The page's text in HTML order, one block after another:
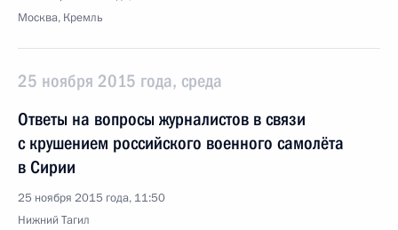
Москва, Кремль
25 ноября 2015 года, среда
Ответы на вопросы журналистов в связи
с крушением российского военного самолёта
в Сирии
25 ноября 2015 года, 11:50
Нижний Тагил